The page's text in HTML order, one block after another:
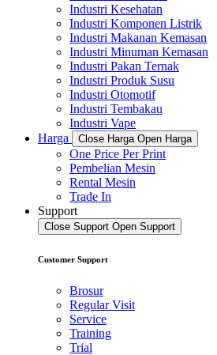
Industri Kesehatan
Industri Komponen Listrik
Industri Makanan Kemasan
Industri Minuman Kemasan
Industri Pakan Ternak
Industri Produk Susu
Industri Otomotif
Industri Tembakau
Industri Vape
Harga
Close Harga Open Harga
One Price Per Print
Pembelian Mesin
Rental Mesin
Trade In
Support
Close Support Open Support
Customer Support
Brosur
Regular Visit
Service
Training
Trial